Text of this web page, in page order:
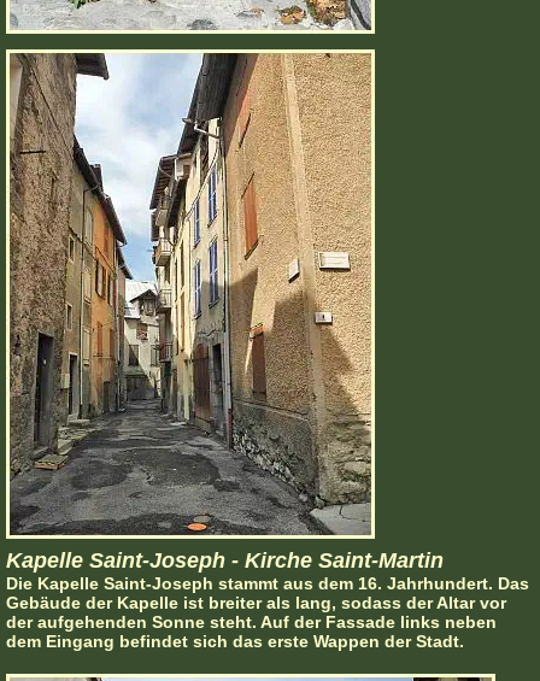
Kapelle Saint-Joseph - Kirche Saint-Martin
Die Kapelle Saint-Joseph stammt aus dem 16. Jahrhundert. Das
Gebäude der Kapelle ist breiter als lang, sodass der Altar vor
der aufgehenden Sonne steht. Auf der Fassade links neben
dem Eingang befindet sich das erste Wappen der Stadt.